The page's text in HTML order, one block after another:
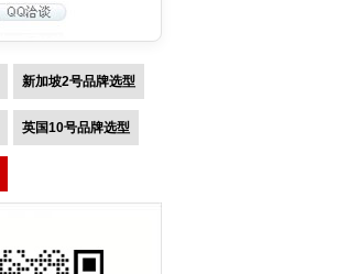
新加坡2号品牌选型
英国10号品牌选型